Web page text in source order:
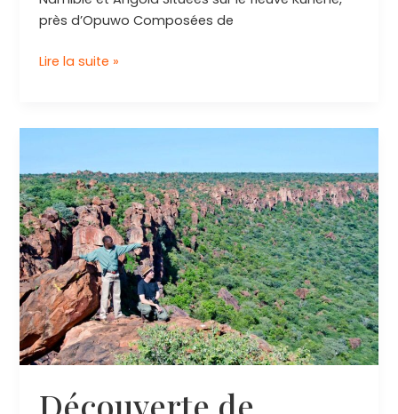
près d’Opuwo Composées de
Explorez
Chutes
Lire la suite »
Découverte de